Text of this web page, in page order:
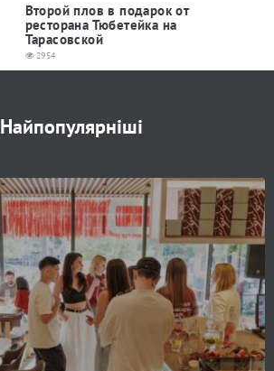
Второй плов в подарок от
ресторана Тюбетейка на
Тарасовской
2954
Найпопулярніші